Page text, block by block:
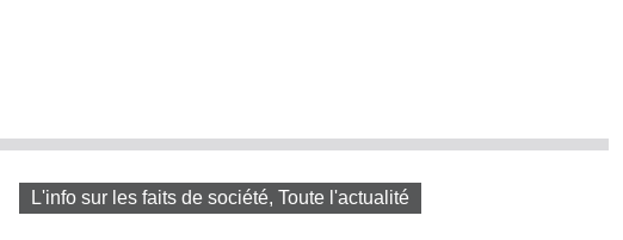
L'info sur les faits de société, Toute l'actualité